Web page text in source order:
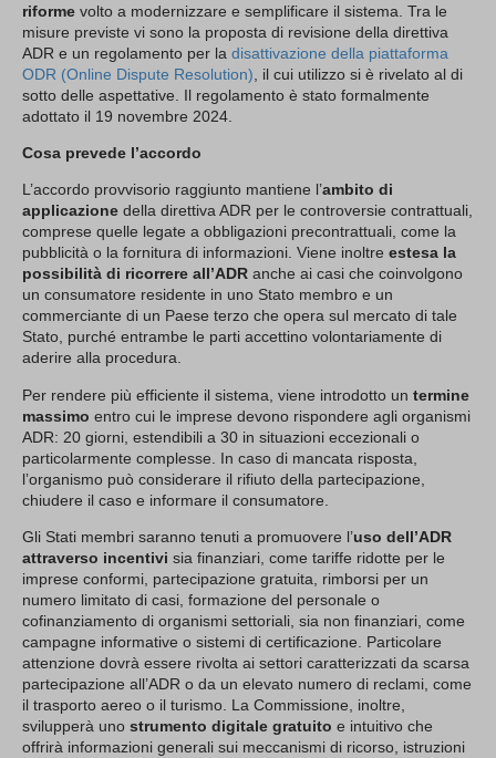
riforme volto a modernizzare e semplificare il sistema. Tra le
misure previste vi sono la proposta di revisione della direttiva
ADR e un regolamento per la disattivazione della piattaforma
ODR (Online Dispute Resolution) , il cui utilizzo si è rivelato al di
sotto delle aspettative. Il regolamento è stato formalmente
adottato il 19 novembre 2024.
Cosa prevede l’accordo
L’accordo provvisorio raggiunto mantiene l’ambito di
applicazione della direttiva ADR per le controversie contrattuali,
comprese quelle legate a obbligazioni precontrattuali, come la
pubblicità o la fornitura di informazioni. Viene inoltre estesa la
possibilità di ricorrere all’ADR anche ai casi che coinvolgono
un consumatore residente in uno Stato membro e un
commerciante di un Paese terzo che opera sul mercato di tale
Stato, purché entrambe le parti accettino volontariamente di
aderire alla procedura.
Per rendere più efficiente il sistema, viene introdotto un termine
massimo entro cui le imprese devono rispondere agli organismi
ADR: 20 giorni, estendibili a 30 in situazioni eccezionali o
particolarmente complesse. In caso di mancata risposta,
l’organismo può considerare il rifiuto della partecipazione,
chiudere il caso e informare il consumatore.
Gli Stati membri saranno tenuti a promuovere l’uso dell’ADR
attraverso incentivi sia finanziari, come tariffe ridotte per le
imprese conformi, partecipazione gratuita, rimborsi per un
numero limitato di casi, formazione del personale o
cofinanziamento di organismi settoriali, sia non finanziari, come
campagne informative o sistemi di certificazione. Particolare
attenzione dovrà essere rivolta ai settori caratterizzati da scarsa
partecipazione all’ADR o da un elevato numero di reclami, come
il trasporto aereo o il turismo. La Commissione, inoltre,
svilupperà uno strumento digitale gratuito e intuitivo che
offrirà informazioni generali sui meccanismi di ricorso, istruzioni